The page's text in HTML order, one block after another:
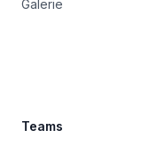
Galerie
Teams